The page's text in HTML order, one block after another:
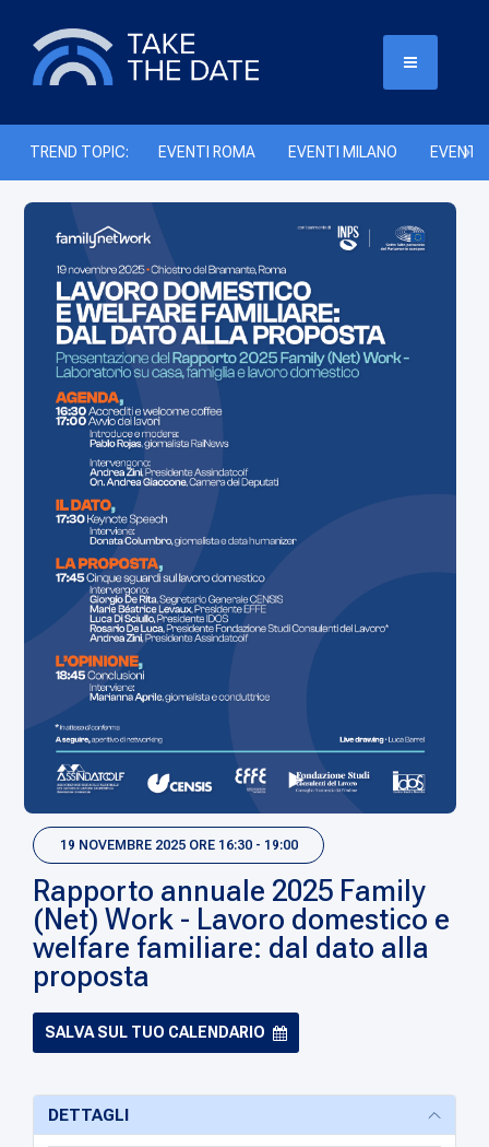
TREND TOPIC: EVENTI ROMA EVENTI MILANO EVENTI
19 NOVEMBRE 2025 ORE 16:30 - 19:00
Rapporto annuale 2025 Family
(Net) Work - Lavoro domestico e
welfare familiare: dal dato alla
proposta
SALVA SUL TUO CALENDARIO
DETTAGLI